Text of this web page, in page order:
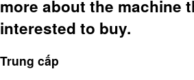
more about the machine
interested to buy.
Trung cấp